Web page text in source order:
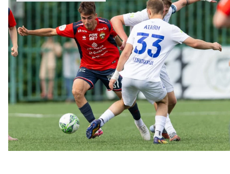
МФЛ. ПФК ЦСКА – Чертаново – 3:0
22 МАЯ 2026 15:02